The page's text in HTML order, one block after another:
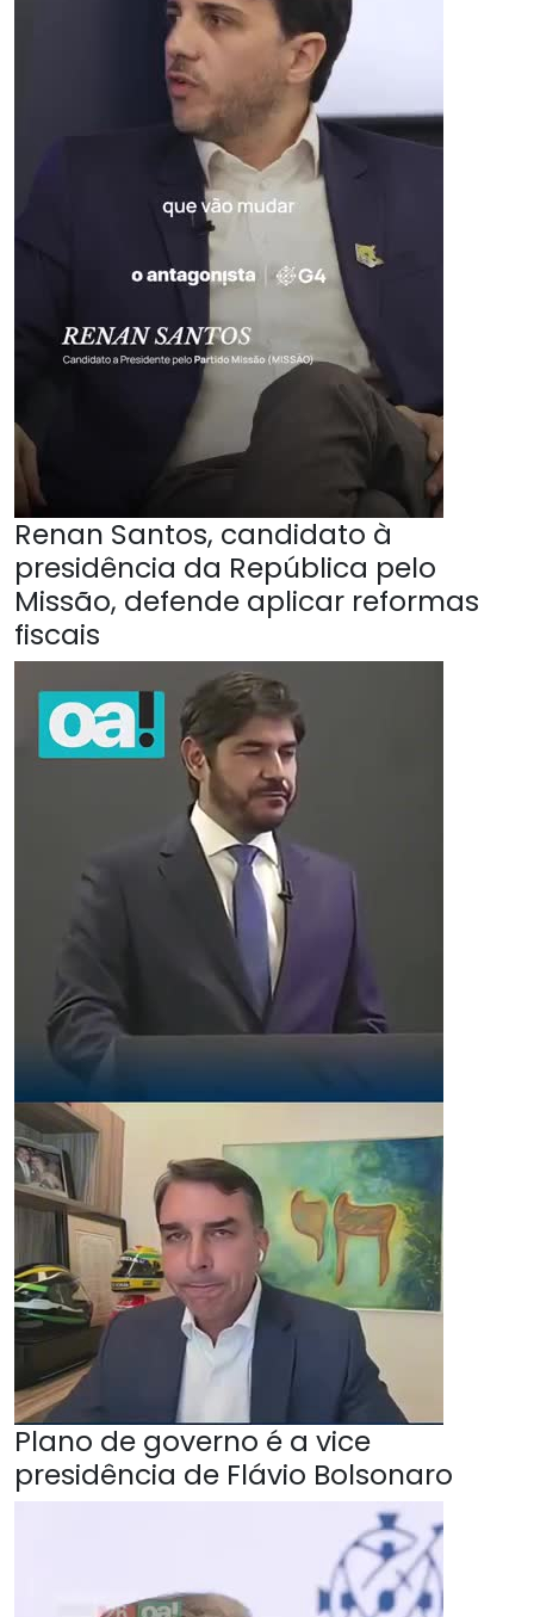
Renan Santos, candidato à
presidência da República pelo
Missão, defende aplicar reformas
fiscais
Plano de governo é a vice
presidência de Flávio Bolsonaro